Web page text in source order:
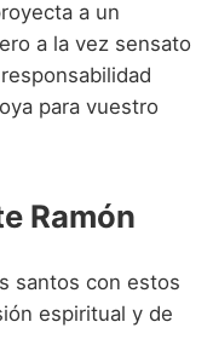
a un
a la vez sensato
para vuestro
Ramón
santos con estos
espiritual y de